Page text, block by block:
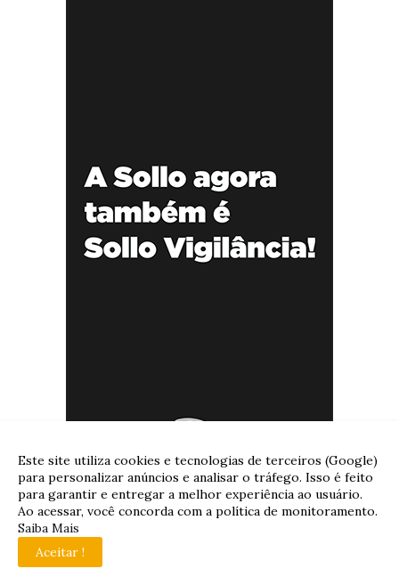
Este site utiliza cookies e tecnologias de terceiros (Google)
para personalizar anúncios e analisar o tráfego. Isso é feito
para garantir e entregar a melhor experiência ao usuário.
Ao acessar, você concorda com a política de monitoramento.
Saiba Mais
Aceitar !